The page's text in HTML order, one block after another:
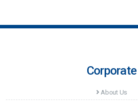
Corporate
About Us